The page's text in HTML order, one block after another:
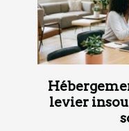
levier